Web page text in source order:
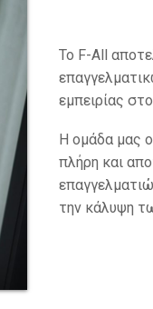
Το F-All
εμπειρίας
Η ομάδα μας
πλήρη και
την κάλυψη